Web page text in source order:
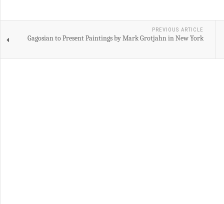
PREVIOUS ARTICLE
Gagosian to Present Paintings by Mark Grotjahn in New York